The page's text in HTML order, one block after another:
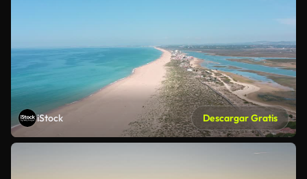
iStock Descargar Gratis